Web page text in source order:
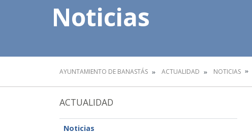
Noticias
AYUNTAMIENTO DE BANASTÁS ACTUALIDAD NOTICIAS
ACTUALIDAD
Noticias